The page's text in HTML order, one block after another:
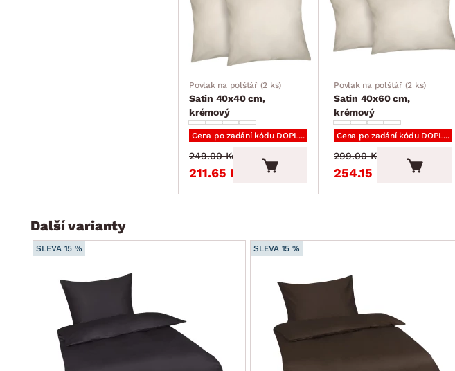
Povlak na polštář (2 ks)
Satin 40x40 cm,
krémový
Cena po zadání kódu DOPLNKY
211.65 Kč
249.00 Kč
Povlak na polštář (2 ks)
Satin 40x60 cm,
krémový
Cena po zadání kódu DOPLNKY
254.15 Kč
299.00 Kč
Další varianty
SLEVA 15 % SLEVA 15 %